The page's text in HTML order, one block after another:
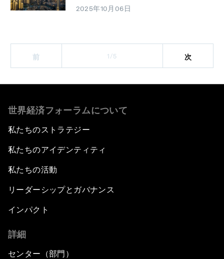
2025年10月06日
前 1/5 次
世界経済フォーラムについて
私たちのストラテジー
私たちのアイデンティティ
私たちの活動
リーダーシップとガバナンス
インパクト
詳細
センター（部門）